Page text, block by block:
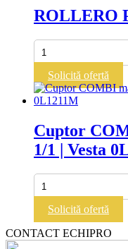
ROLLERO
Cantitate
ROLLERO
PLUS
380
V
|
Solicită ofertă
Cuptor
1/1 | Vesta
Cantitate
Cuptor
COMBI
manual
12
nivele
Solicită ofertă
CONTACT ECHIPRO